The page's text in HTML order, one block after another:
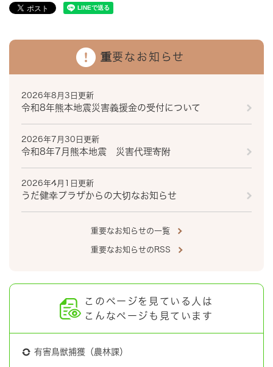
重要なお知らせ
2026年8月3日更新
令和8年熊本地震災害義援金の受付について
2026年7月30日更新
令和8年7月熊本地震 災害代理寄附
2026年4月1日更新
うだ健幸プラザからの大切なお知らせ
重要なお知らせの一覧
重要なお知らせのRSS
このページを見ている人は
こんなページも見ています
有害鳥獣捕獲（農林課）